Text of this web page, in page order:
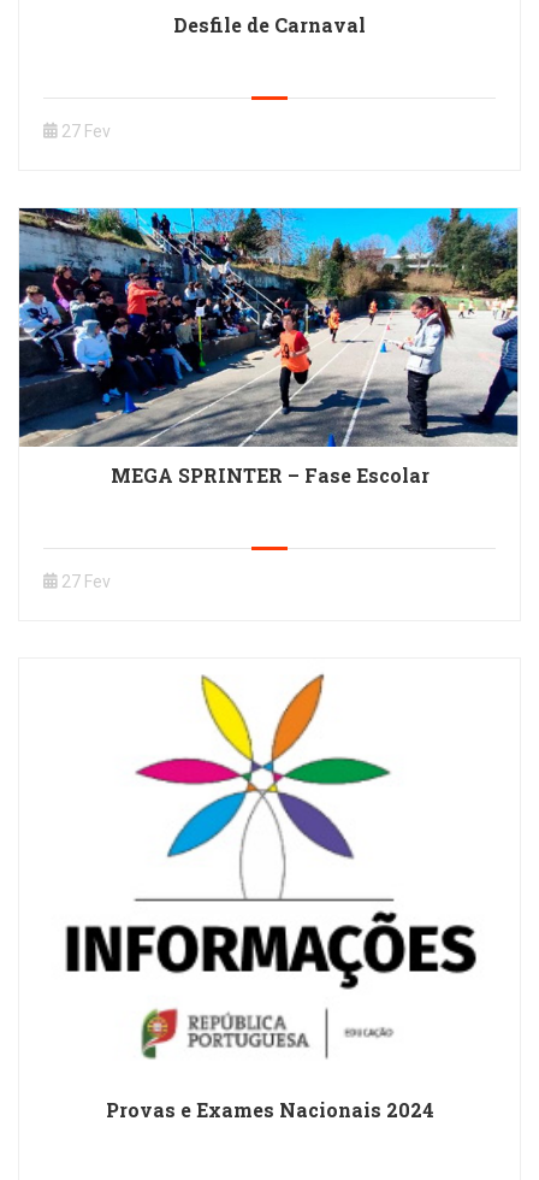
Desfile de Carnaval
27 Fev
MEGA SPRINTER – Fase Escolar
27 Fev
Provas e Exames Nacionais 2024